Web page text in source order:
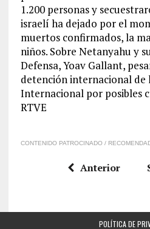
1.200 personas y
israelí ha dejado por el
muertos confirmados, la
niños. Sobre Netanyahu y
Defensa, Yoav Gallant,
detención internacional de
Internacional por posibles
RTVE
CONTENIDO PATROCINADO /
Anterior
POLÍTICA DE